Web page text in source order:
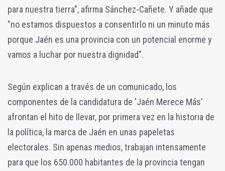
para nuestra tierra", afirma Sánchez-Cañete. Y añade que
"no estamos dispuestos a consentirlo ni un minuto más
porque Jaén es una provincia con un potencial enorme y
vamos a luchar por nuestra dignidad".
Según explican a través de un comunicado, los
componentes de la candidatura de 'Jaén Merece Más'
afrontan el hito de llevar, por primera vez en la historia de
la política, la marca de Jaén en unas papeletas
electorales. Sin apenas medios, trabajan intensamente
para que los 650.000 habitantes de la provincia tengan